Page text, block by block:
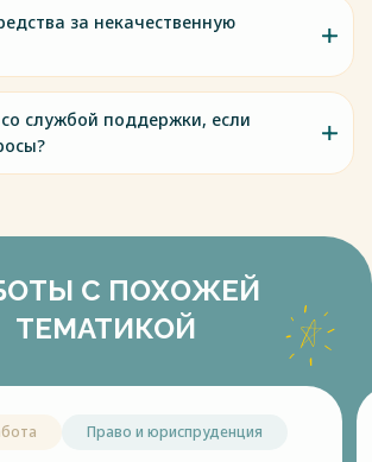
за некачественную
со службой поддержки, если
С ПОХОЖЕЙ
ТЕМАТИКОЙ
Право и юриспруденция